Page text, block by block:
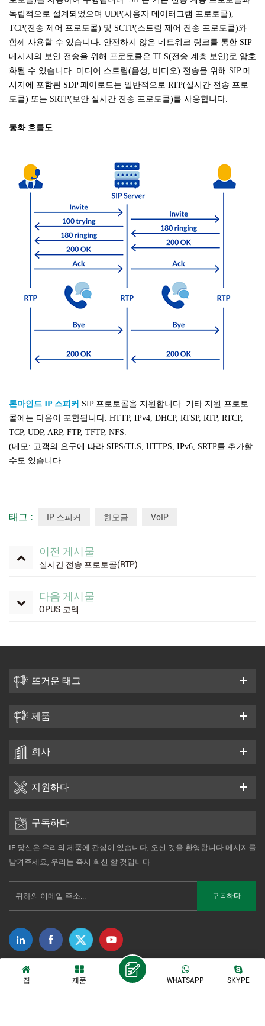
독립적으로 설계되었으며 UDP(사용자 데이터그램 프로토콜),
TCP(전송 제어 프로토콜) 및 SCTP(스트림 제어 전송 프로토콜)와
함께 사용할 수 있습니다. 안전하지 않은 네트워크 링크를 통한 SIP
메시지의 보안 전송을 위해 프로토콜은 TLS(전송 계층 보안)로 암호
화될 수 있습니다. 미디어 스트림(음성, 비디오) 전송을 위해 SIP 메
시지에 포함된 SDP 페이로드는 일반적으로 RTP(실시간 전송 프로
토콜) 또는 SRTP(보안 실시간 전송 프로토콜)를 사용합니다.
통화 흐름도
톤마인드 IP 스피커 SIP 프로토콜을 지원합니다. 기타 지원 프로토
콜에는 다음이 포함됩니다. HTTP, IPv4, DHCP, RTSP, RTP, RTCP,
TCP, UDP, ARP, FTP, TFTP, NFS.
(메모: 고객의 요구에 따라 SIPS/TLS, HTTPS, IPv6, SRTP를 추가할
수도 있습니다.
태그 : IP 스피커 한모금 VoIP
이전 게시물
실시간 전송 프로토콜(RTP)
다음 게시물
OPUS 코덱
뜨거운 태그
제품
회사
지원하다
구독하다
IF 당신은 우리의 제품에 관심이 있습니다, 오신 것을 환영합니다 메시지를
남겨주세요, 우리는 즉시 회신 할 것입니다.
저작권 © 2014-2026 Xiamen Tonmind Technology Co., Ltd. 판권 소유. |
Sitemap
개인 정보 정책 IPv6 네트워크 지원
집 제품 SKYPE
WHATSAPP